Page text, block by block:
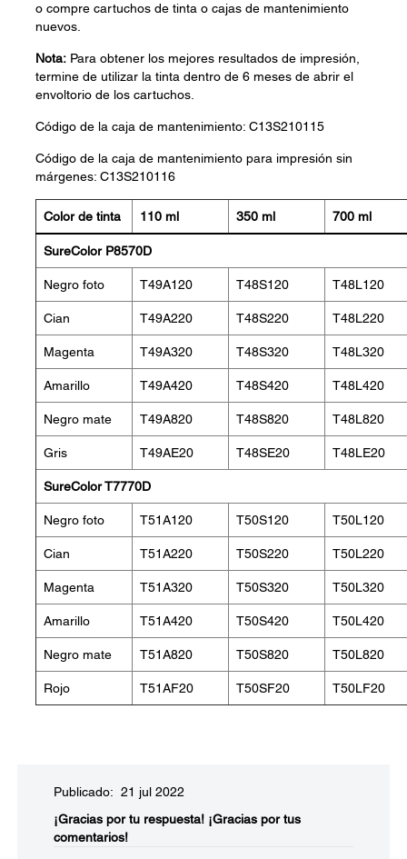
o compre cartuchos de tinta o cajas de mantenimiento
nuevos.
Nota: Para obtener los mejores resultados de impresión,
termine de utilizar la tinta dentro de 6 meses de abrir el
envoltorio de los cartuchos.
Código de la caja de mantenimiento: C13S210115
Código de la caja de mantenimiento para impresión sin
márgenes: C13S210116
Color de tinta 110 ml 350 ml 700 ml
SureColor P8570D
Negro foto T49A120 T48S120 T48L120
Cian T49A220 T48S220 T48L220
Magenta T49A320 T48S320 T48L320
Amarillo T49A420 T48S420 T48L420
Negro mate T49A820 T48S820 T48L820
Gris T49AE20 T48SE20 T48LE20
SureColor T7770D
Negro foto T51A120 T50S120 T50L120
Cian T51A220 T50S220 T50L220
Magenta T51A320 T50S320 T50L320
Amarillo T51A420 T50S420 T50L420
Negro mate T51A820 T50S820 T50L820
Rojo T51AF20 T50SF20 T50LF20
Publicado: 21 jul 2022
¡Gracias por tu respuesta! ¡Gracias por tus
comentarios!